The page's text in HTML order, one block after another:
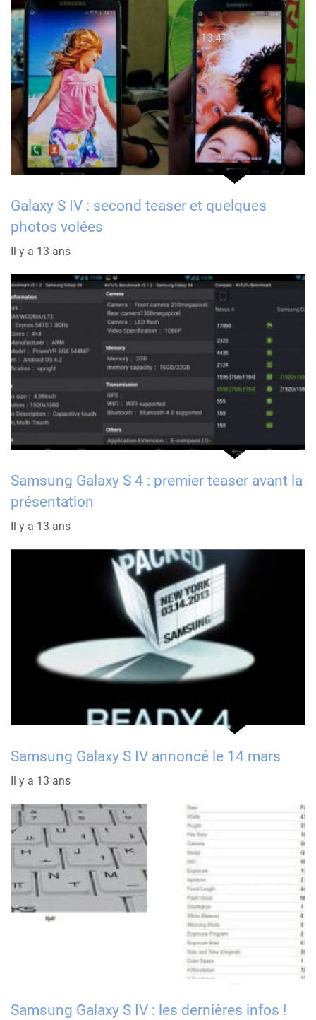
Galaxy S IV : second teaser et quelques
photos volées
Il y a 13 ans
Samsung Galaxy S 4 : premier teaser avant la
présentation
Il y a 13 ans
Samsung Galaxy S IV annoncé le 14 mars
Il y a 13 ans
Samsung Galaxy S IV : les dernières infos !